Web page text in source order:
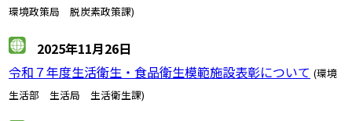
環境政策局 脱炭素政策課)
2025年11月26日
令和７年度生活衛生・食品衛生模範施設表彰について (環境
生活部 生活局 生活衛生課)